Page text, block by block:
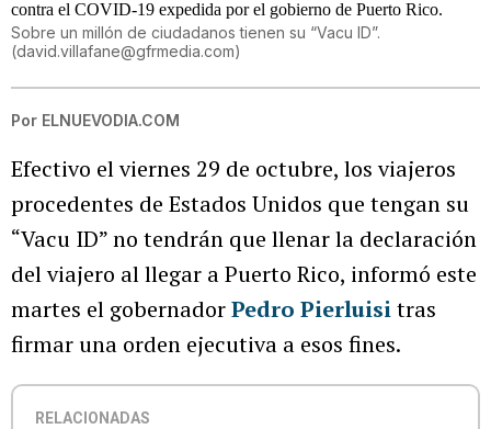
Sobre un millón de ciudadanos tienen su “Vacu ID”.
(david.villafane@gfrmedia.com)
Por ELNUEVODIA.COM
Efectivo el viernes 29 de octubre, los viajeros
procedentes de Estados Unidos que tengan su
“Vacu ID” no tendrán que llenar la declaración
del viajero al llegar a Puerto Rico, informó este
martes el gobernadorPedro Pierluisitras
firmar una orden ejecutiva a esos fines.
RELACIONADAS